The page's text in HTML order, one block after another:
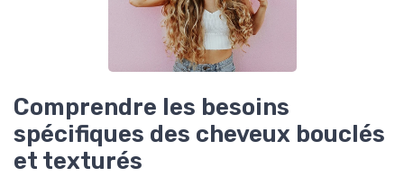
Comprendre les besoins
spécifiques des cheveux bouclés
et texturés